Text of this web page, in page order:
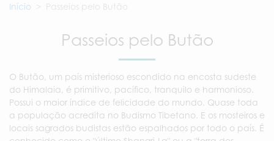
Início Passeios pelo Butão
Passeios pelo Butão
O Butão, um país misterioso escondido na encosta sudeste
do Himalaia, é primitivo, pacífico, tranquilo e harmonioso.
Possui o maior índice de felicidade do mundo. Quase toda
a população acredita no Budismo Tibetano. E os mosteiros e
locais sagrados budistas estão espalhados por todo o país. É